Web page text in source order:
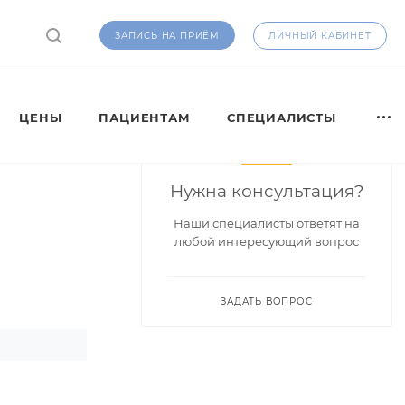
ЗАПИСЬ НА ПРИЁМ ЛИЧНЫЙ КАБИНЕТ
ЦЕНЫ ПАЦИЕНТАМ СПЕЦИАЛИСТЫ
Нужна консультация?
Наши специалисты ответят на
любой интересующий вопрос
ЗАДАТЬ ВОПРОС